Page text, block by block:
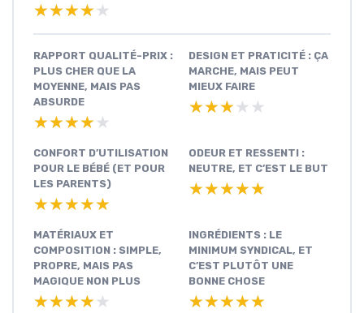
★★★★★
★★★★★
RAPPORT QUALITÉ-PRIX :
PLUS CHER QUE LA
MOYENNE, MAIS PAS
ABSURDE
★★★★★
★★★★★
DESIGN ET PRATICITÉ : ÇA
MARCHE, MAIS PEUT
MIEUX FAIRE
★★★★★
★★★★★
CONFORT D’UTILISATION
POUR LE BÉBÉ (ET POUR
LES PARENTS)
★★★★★
★★★★★
ODEUR ET RESSENTI :
NEUTRE, ET C’EST LE BUT
★★★★★
★★★★★
MATÉRIAUX ET
COMPOSITION : SIMPLE,
PROPRE, MAIS PAS
MAGIQUE NON PLUS
★★★★★
★★★★★
INGRÉDIENTS : LE
MINIMUM SYNDICAL, ET
C’EST PLUTÔT UNE
BONNE CHOSE
★★★★★
★★★★★